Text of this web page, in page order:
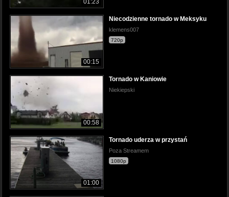
01:23
00:15
Niecodzienne tornado w Meksyku
klemens007
720p
00:58
Tornado w Kaniowie
Niekiepski
01:00
Tornado uderza w przystań
Poza Streamem
1080p